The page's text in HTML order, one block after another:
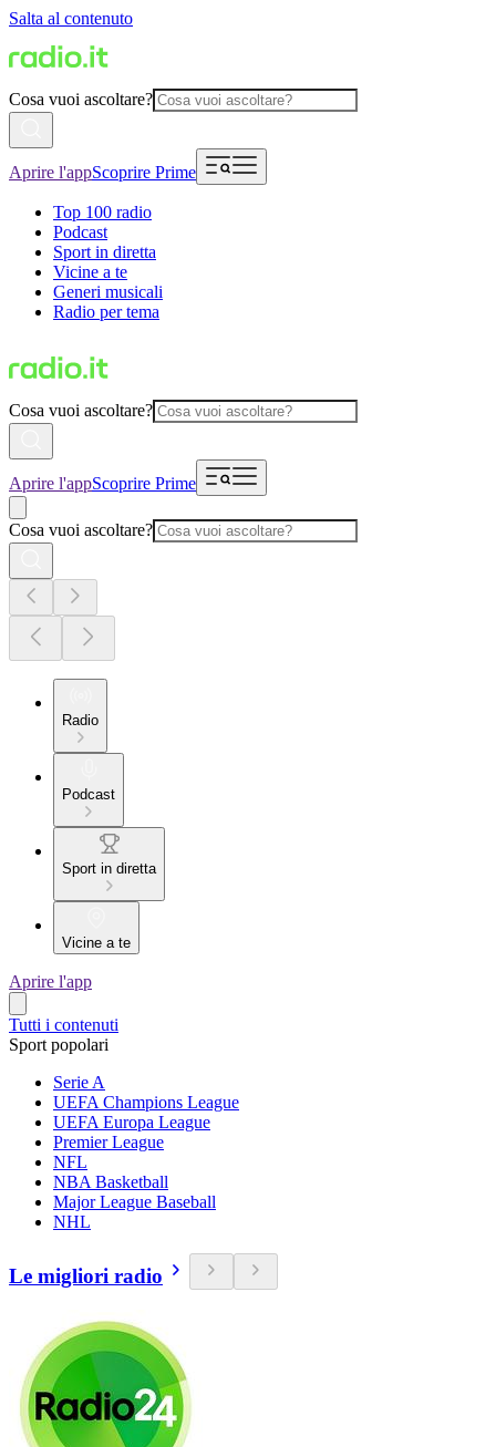
Salta al contenuto
Cosa vuoi ascoltare?
Aprire l'appScoprire Prime
Top 100 radio
Podcast
Sport in diretta
Vicine a te
Generi musicali
Radio per tema
Cosa vuoi ascoltare?
Aprire l'appScoprire Prime
Cosa vuoi ascoltare?
Radio
Podcast
Sport in diretta
Vicine a te
Aprire l'app
Tutti i contenuti
Sport popolari
Serie A
UEFA Champions League
UEFA Europa League
Premier League
NFL
NBA Basketball
Major League Baseball
NHL
Le migliori radio